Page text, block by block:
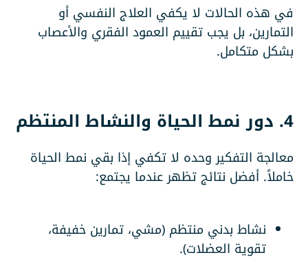
في هذه الحالات لا يكفي العلاج النفسي أو
التمارين، بل يجب تقييم العمود الفقري والأعصاب
بشكل متكامل.
4. دور نمط الحياة والنشاط المنتظم
معالجة التفكير وحده لا تكفي إذا بقي نمط الحياة
خاملاً. أفضل نتائج تظهر عندما يجتمع:
نشاط بدني منتظم (مشي، تمارين خفيفة،
تقوية العضلات).